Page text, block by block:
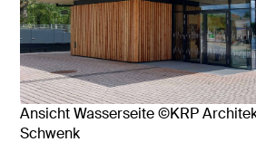
Ansicht Wasserseite ©KRP
Schwenk